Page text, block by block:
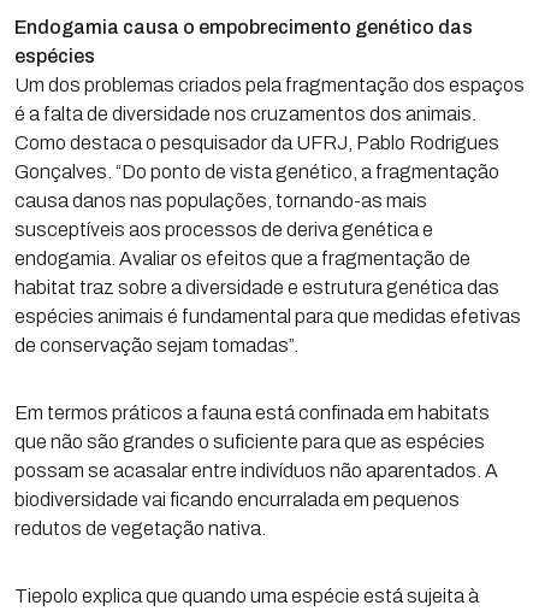
Endogamia causa o empobrecimento genético das
espécies
Um dos problemas criados pela fragmentação dos espaços
é a falta de diversidade nos cruzamentos dos animais.
Como destaca o pesquisador da UFRJ, Pablo Rodrigues
Gonçalves. “Do ponto de vista genético, a fragmentação
causa danos nas populações, tornando-as mais
susceptíveis aos processos de deriva genética e
endogamia. Avaliar os efeitos que a fragmentação de
habitat traz sobre a diversidade e estrutura genética das
espécies animais é fundamental para que medidas efetivas
de conservação sejam tomadas”.
Em termos práticos a fauna está confinada em habitats
que não são grandes o suficiente para que as espécies
possam se acasalar entre indivíduos não aparentados. A
biodiversidade vai ficando encurralada em pequenos
redutos de vegetação nativa.
Tiepolo explica que quando uma espécie está sujeita à